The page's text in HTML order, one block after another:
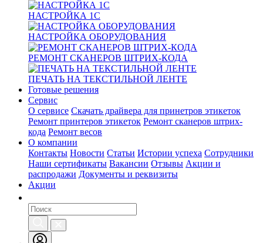
НАСТРОЙКА 1С
НАСТРОЙКА ОБОРУДОВАНИЯ
РЕМОНТ СКАНЕРОВ ШТРИХ-КОДА
ПЕЧАТЬ НА ТЕКСТИЛЬНОЙ ЛЕНТЕ
Готовые решения
Сервис
О сервисе Скачать драйвера для принетров этикеток
Ремонт принтеров этикеток Ремонт сканеров штрих-
кода Ремонт весов
О компании
Контакты Новости Статьи Истории успеха Сотрудники
Наши сертификаты Вакансии Отзывы Акции и
распродажи Документы и реквизиты
Акции